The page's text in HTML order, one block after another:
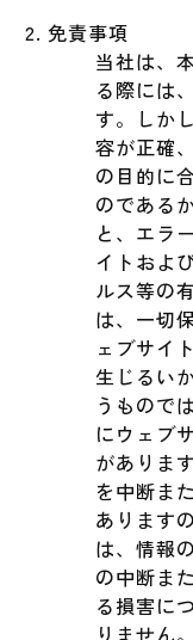
免責事項
当社は、
る際には
す。しか
容が正確
の目的に
のである
と、エラ
イトおよ
ルス等の
は、一切
ェブサイ
生じるい
うもので
にウェブ
がありま
を中断ま
あります
は、情報
の中断ま
る損害に
りません。